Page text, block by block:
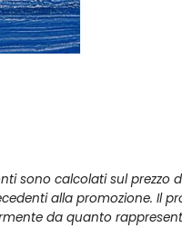
sono calcolati sul prezzo
alla promozione. Il
da quanto